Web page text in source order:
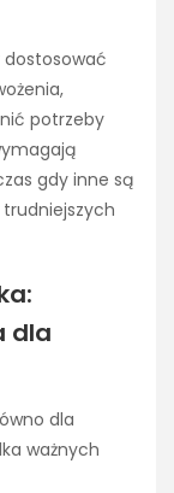
dostosować
potrzeby
gdy inne są
dla
dla
ważnych